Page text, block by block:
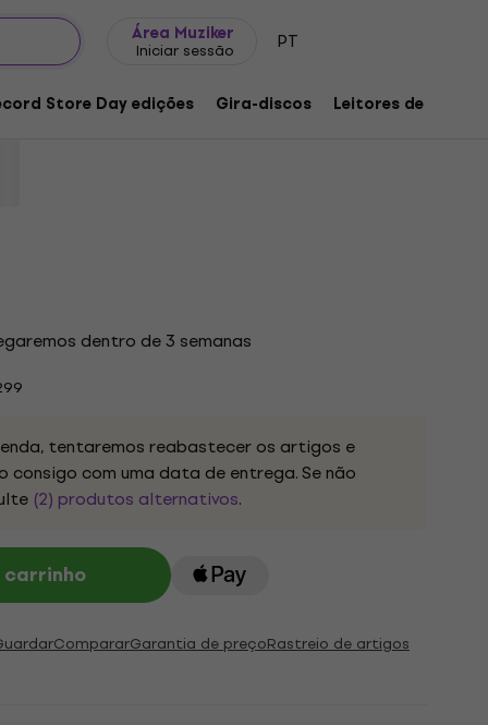
Área Muziker
Iniciar sessão PT
Store Day edições Gira-discos Leitores de música
(Red Smoke Coloured) (LP)
1257905
dentro de 3 semanas
tentaremos reabastecer os artigos e
com uma data de entrega. Se não
(2) produtos alternativos.
CompararGarantia de preçoRastreio de artigos